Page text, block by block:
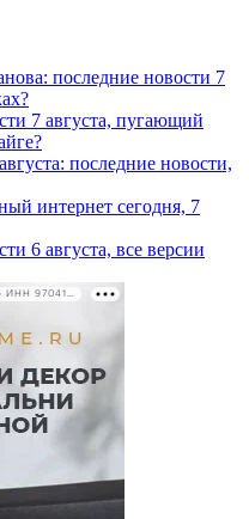
последние новости 7
7 августа, пугающий
последние новости,
интернет сегодня, 7
6 августа, все версии
РЕКЛАМА • ООО «ДРУЖБА» ИНН 9704146411